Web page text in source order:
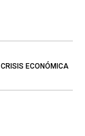
CRISIS ECONÓMICA